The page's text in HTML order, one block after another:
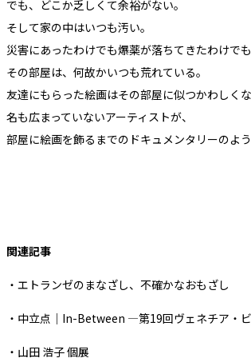
でも、どこか乏しくて余裕がない。
そして家の中はいつも汚い。
災害にあったわけでも爆薬が落ちてきたわけで
その部屋は、何故かいつも荒れている。
友達にもらった絵画はその部屋に似つかわしく
名も広まっていないアーティストが、
部屋に絵画を飾るまでのドキュメンタリーのよう
関連記事
・エトランゼのまなざし、不確かなおもざし
・中立点｜In-Between ―第19回ヴェネチア・
・山田 浩子 個展